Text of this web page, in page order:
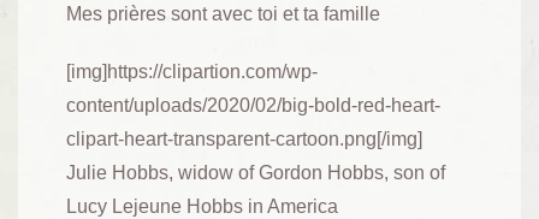
Mes prières sont avec toi et ta famille
[img]https://clipartion.com/wp-
content/uploads/2020/02/big-bold-red-heart-
clipart-heart-transparent-cartoon.png[/img]
Julie Hobbs, widow of Gordon Hobbs, son of
Lucy Lejeune Hobbs in America